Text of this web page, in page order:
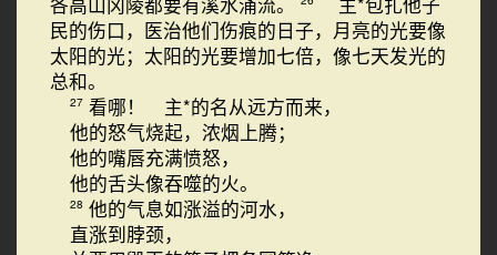
民的伤口，医治他们伤痕的日子，月亮的光要像
太阳的光；太阳的光要增加七倍，像七天发光的
总和。
27 看哪！ 主*的名从远方而来，
他的怒气烧起，浓烟上腾；
他的嘴唇充满愤怒，
他的舌头像吞噬的火。
28 他的气息如涨溢的河水，
直涨到脖颈，